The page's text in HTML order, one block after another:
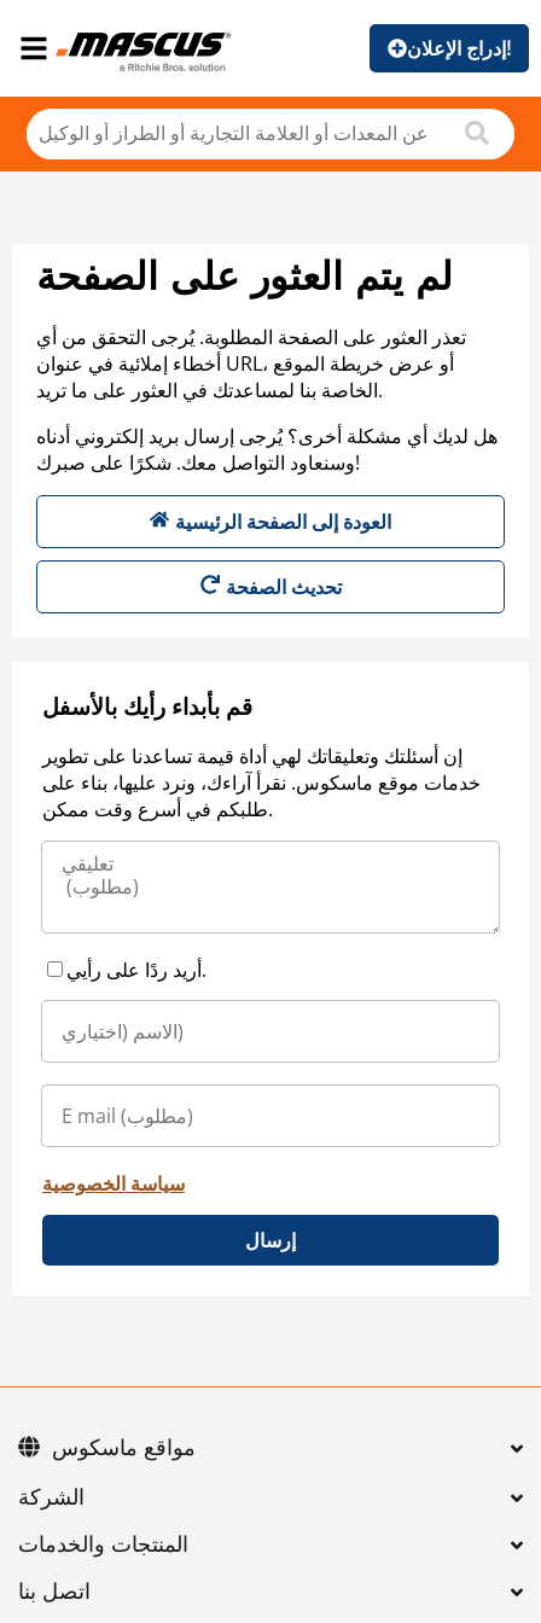
إدراج الإعلان!
لم يتم العثور على الصفحة
تعذر العثور على الصفحة المطلوبة. يُرجى التحقق من أي
أخطاء إملائية في عنوان URL، أو عرض خريطة الموقع
الخاصة بنا لمساعدتك في العثور على ما تريد.
هل لديك أي مشكلة أخرى؟ يُرجى إرسال بريد إلكتروني أدناه
وسنعاود التواصل معك. شكرًا على صبرك!
العودة إلى الصفحة الرئيسية
تحديث الصفحة
قم بأبداء رأيك بالأسفل
إن أسئلتك وتعليقاتك لهي أداة قيمة تساعدنا على تطوير
خدمات موقع ماسكوس. نقرأ آراءك، ونرد عليها، بناء على
طلبكم في أسرع وقت ممكن.
أريد ردًا على رأيي.
سياسة الخصوصية
إرسال
اتصل بنا
مواقع ماسكوس